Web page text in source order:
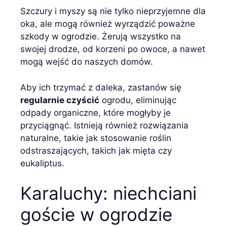
Szczury i myszy są nie tylko nieprzyjemne dla
oka, ale mogą również wyrządzić poważne
szkody w ogrodzie. Żerują wszystko na
swojej drodze, od korzeni po owoce, a nawet
mogą wejść do naszych domów.
Aby ich trzymać z daleka, zastanów się
regularnie czyścić ogrodu, eliminując
odpady organiczne, które mogłyby je
przyciągnąć. Istnieją również rozwiązania
naturalne, takie jak stosowanie roślin
odstraszających, takich jak mięta czy
eukaliptus.
Karaluchy: niechciani
goście w ogrodzie